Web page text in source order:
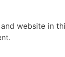
and website in